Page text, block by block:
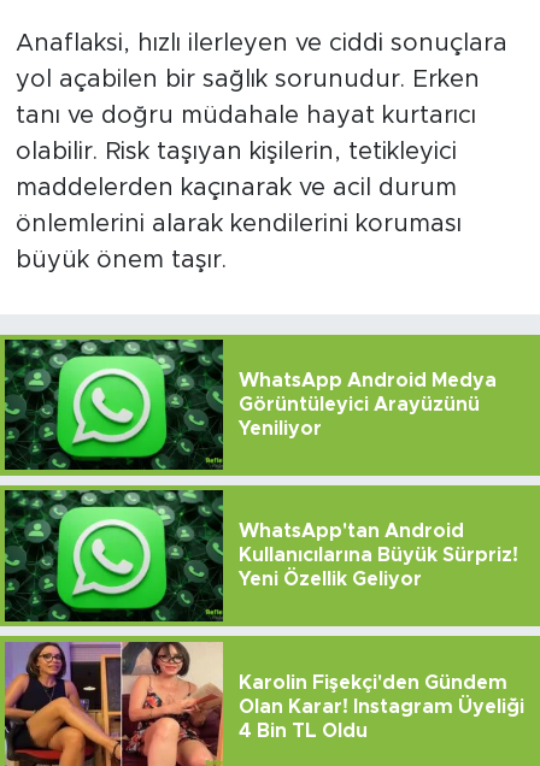
Anaflaksi, hızlı ilerleyen ve ciddi sonuçlara
yol açabilen bir sağlık sorunudur. Erken
tanı ve doğru müdahale hayat kurtarıcı
olabilir. Risk taşıyan kişilerin, tetikleyici
maddelerden kaçınarak ve acil durum
önlemlerini alarak kendilerini koruması
büyük önem taşır.
WhatsApp Android Medya
Görüntüleyici Arayüzünü
Yeniliyor
WhatsApp'tan Android
Kullanıcılarına Büyük Sürpriz!
Yeni Özellik Geliyor
Karolin Fişekçi'den Gündem
Olan Karar! Instagram Üyeliği
4 Bin TL Oldu